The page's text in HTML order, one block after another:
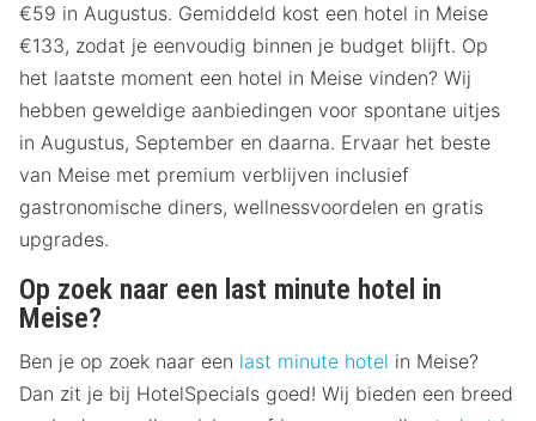
€59 in Augustus. Gemiddeld kost een hotel in Meise
€133, zodat je eenvoudig binnen je budget blijft. Op
het laatste moment een hotel in Meise vinden? Wij
hebben geweldige aanbiedingen voor spontane uitjes
in Augustus, September en daarna. Ervaar het beste
van Meise met premium verblijven inclusief
gastronomische diners, wellnessvoordelen en gratis
upgrades.
Op zoek naar een last minute hotel in
Meise?
Ben je op zoek naar een last minute hotel in Meise?
Dan zit je bij HotelSpecials goed! Wij bieden een breed